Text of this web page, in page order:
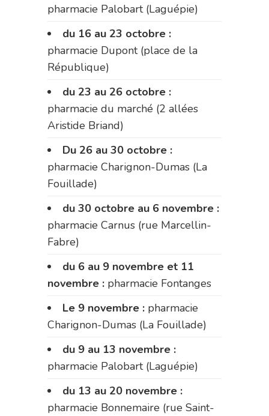
pharmacie Palobart (Laguépie)
du 16 au 23 octobre :
pharmacie Dupont (place de la
République)
du 23 au 26 octobre :
pharmacie du marché (2 allées
Aristide Briand)
Du 26 au 30 octobre :
pharmacie Charignon-Dumas (La
Fouillade)
du 30 octobre au 6 novembre :
pharmacie Carnus (rue Marcellin-
Fabre)
du 6 au 9 novembre et 11
novembre : pharmacie Fontanges
Le 9 novembre : pharmacie
Charignon-Dumas (La Fouillade)
du 9 au 13 novembre :
pharmacie Palobart (Laguépie)
du 13 au 20 novembre :
pharmacie Bonnemaire (rue Saint-